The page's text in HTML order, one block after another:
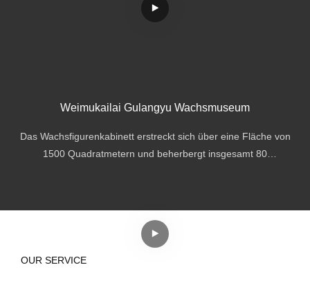
Weimukailai Gulangyu Wachsmuseum
Das Wachsfigurenkabinett erstreckt sich über eine Fläche von
1500 Quadratmetern und beherbergt insgesamt 80
OUR SERVICE